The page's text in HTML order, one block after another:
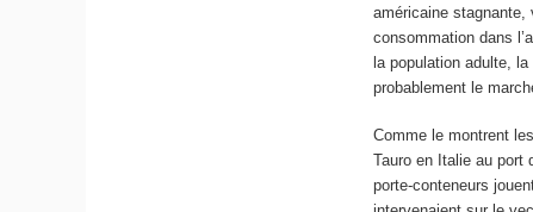
américaine stagnante,
consommation dans
la population adulte,
probablement le
Comme le montrent
Tauro en Italie au port
porte-conteneurs